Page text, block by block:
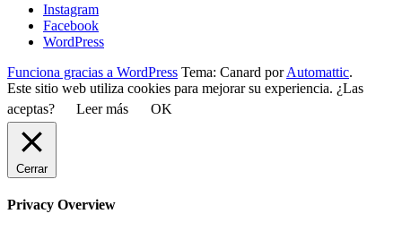
Instagram
Facebook
WordPress
Funciona gracias a WordPress Tema: Canard porAutomattic.
Este sitio web utiliza cookies para mejorar su experiencia. ¿Las
aceptas?
Leer más OK
Cerrar
Privacy Overview